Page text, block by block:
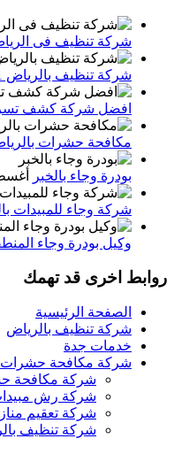
شركة تنظيف فى
شركة تنظيف بالرياض 0556501701 كلــين لايــن خصم 39% تنظيف وتعقيم المنازل باحدث الاجهزة
افضل شركة كشف تسربات المياه بالرياض
مكافحة حشرات بالرياض 055650170 خصم 39% القضاء التام علي الحشرات
بودرة وجاء بالخبر أغسطس
شركة وجاء للمبيدات
وكيل بودرة وجاء
روابط اخرى قد تهمك
الصفحة الرئيسية
شركة تنظيف بالرياض
خدمات جدة
شركة مكافحة حشرات
شركة مكافحة
شركة رش
شركة تعقيم
شركة تنظيف